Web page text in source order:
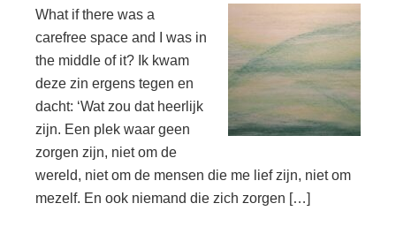
What if there was a
carefree space and I was in
the middle of it? Ik kwam
deze zin ergens tegen en
dacht: ‘Wat zou dat heerlijk
zijn. Een plek waar geen
zorgen zijn, niet om de
wereld, niet om de mensen die me lief zijn, niet om
mezelf. En ook niemand die zich zorgen […]